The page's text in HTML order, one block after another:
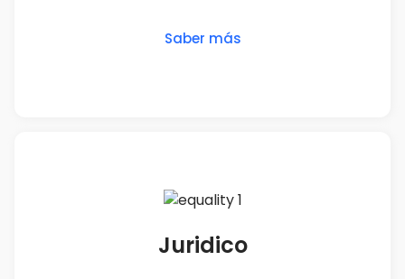
Saber más
Juridico